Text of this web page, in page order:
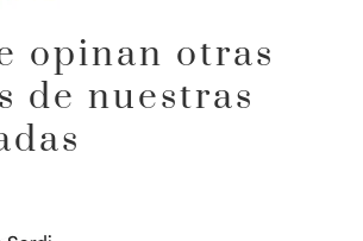
opinan otras
de nuestras